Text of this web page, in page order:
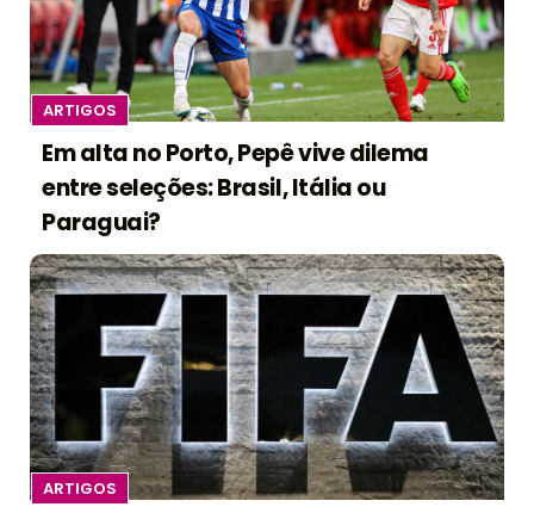
ARTIGOS
Em alta no Porto, Pepê vive dilema
entre seleções: Brasil, Itália ou
Paraguai?
ARTIGOS